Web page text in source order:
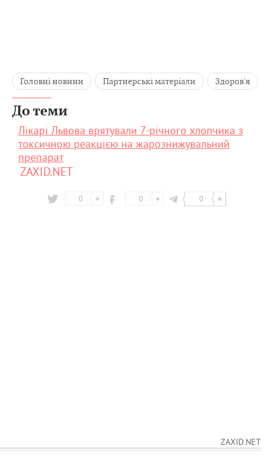
Головні новини Партнерські матеріали Здоров'я
До теми
Лікарі Львова врятували 7-річного хлопчика з
токсичною реакцією на жарознижувальний
препарат
ZAXID.NET
0 0 0
ZAXID.NET